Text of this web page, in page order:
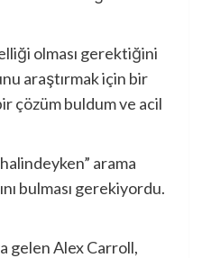
olması gerektiğini
araştırmak için bir
çözüm buldum ve acil
arama
bulması gerekiyordu.
gelen Alex Carroll,